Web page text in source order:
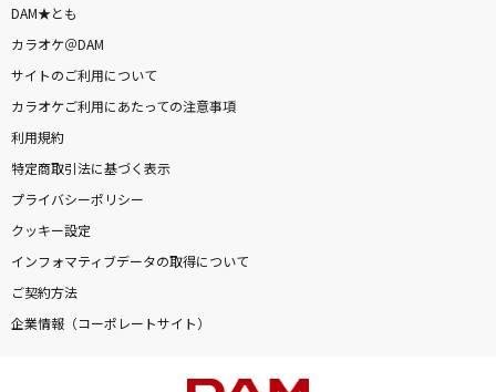
DAM★とも
カラオケ＠DAM
サイトのご利用について
カラオケご利用にあたっての注意事項
利用規約
特定商取引法に基づく表示
プライバシーポリシー
クッキー設定
インフォマティブデータの取得について
ご契約方法
企業情報（コーポレートサイト）